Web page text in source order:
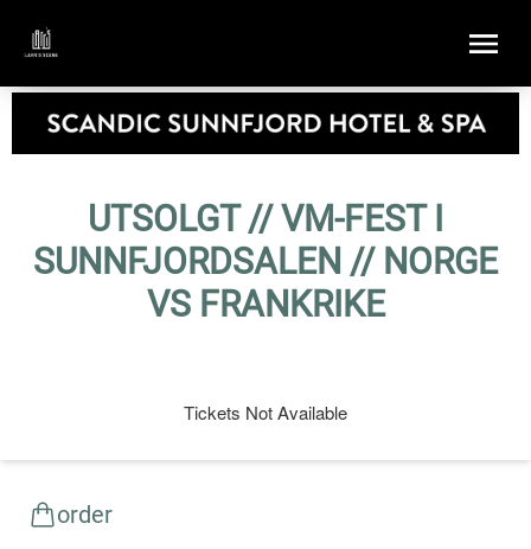
UTSOLGT // VM-FEST I
SUNNFJORDSALEN // NORGE
VS FRANKRIKE
Tickets Not Available
order